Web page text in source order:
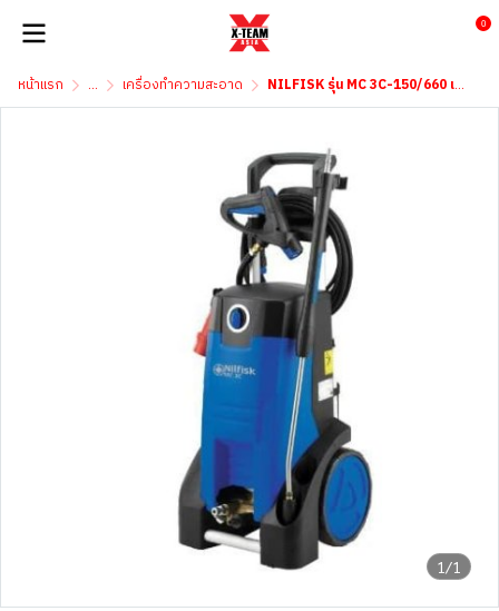
0
หน้าแรก ... เครื่องทำความสะอาด NILFISK รุ่น MC 3C-150/660 เครื่องฉีดน้ำอุสาหกรรม 150บาร์
1/1